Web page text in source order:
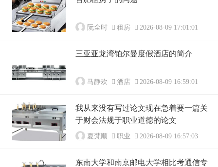
阮全时 租房 2026-08-09 17:01:01
三亚亚龙湾铂尔曼度假酒店的简介
马静欢 酒店 2026-08-09 16:59:01
我从来没有写过论文现在急着要一篇关
于财会法规于职业道德的论文
夏梵顺 职业 2026-08-09 16:57:03
东南大学和南京邮电大学相比考通信专